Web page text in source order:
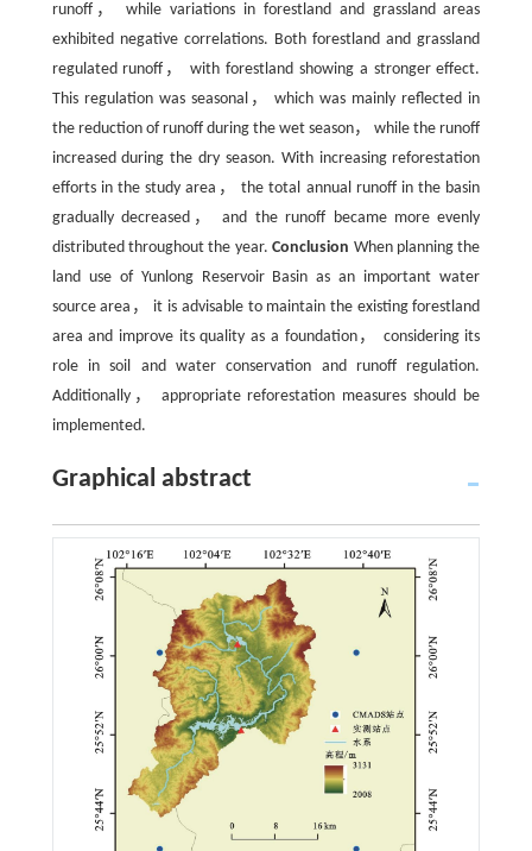
runoff， while variations in forestland and grassland areas
exhibited negative correlations. Both forestland and grassland
regulated runoff， with forestland showing a stronger effect.
This regulation was seasonal， which was mainly reflected in
the reduction of runoff during the wet season， while the runoff
increased during the dry season. With increasing reforestation
efforts in the study area， the total annual runoff in the basin
gradually decreased， and the runoff became more evenly
distributed throughout the year.Conclusion When planning the
land use of Yunlong Reservoir Basin as an important water
source area， it is advisable to maintain the existing forestland
area and improve its quality as a foundation， considering its
role in soil and water conservation and runoff regulation.
Additionally， appropriate reforestation measures should be
implemented.
Graphical abstract